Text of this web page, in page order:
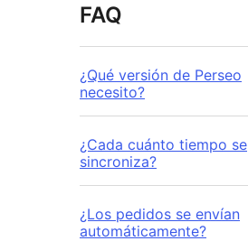
FAQ
¿Qué versión de Perseo
necesito?
¿Cada cuánto tiempo se
sincroniza?
¿Los pedidos se envían
automáticamente?